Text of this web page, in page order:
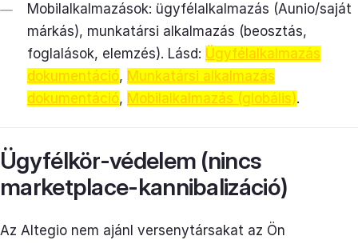
Mobilalkalmazások: ügyfélalkalmazás (Aunio/saját
márkás), munkatársi alkalmazás (beosztás,
foglalások, elemzés). Lásd: Ügyfélalkalmazás
dokumentáció, Munkatársi alkalmazás
dokumentáció, Mobilalkalmazás (globális).
Ügyfélkör-védelem (nincs
marketplace-kannibalizáció)
Az Altegio nem ajánl versenytársakat az Ön